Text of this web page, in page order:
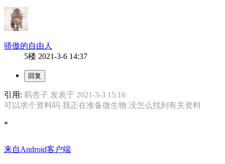
骄傲的自由人
5楼 2021-3-6 14:37
引用: 羁杏子 发表于 2021-3-3 15:16
可以求个资料吗 我正在准备微生物 没怎么找到有关资料
*
来自Android客户端